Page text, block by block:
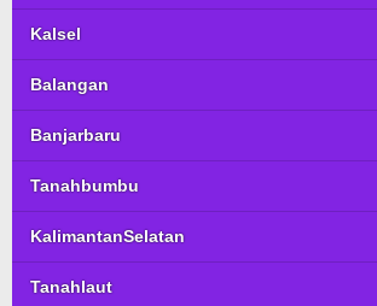
Kalsel
Balangan
Banjarbaru
Tanahbumbu
KalimantanSelatan
Tanahlaut